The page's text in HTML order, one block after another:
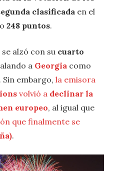
clasificada en el
248 puntos.
se alzó con su cuarto
a Georgia como
. Sin embargo, la emisora
volvió a declinar la
europeo, al igual que
que finalmente se
.